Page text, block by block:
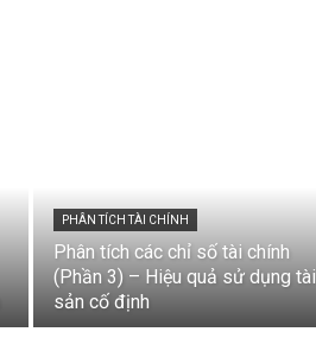
PHÂN TÍCH TÀI CHÍNH
Phân tích các chỉ số tài chính
(Phần 3) – Hiệu quả sử dụng tài
sản cố định